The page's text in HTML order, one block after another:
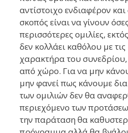
αντίστοιχο ενδιαφέρον
σκοπός είναι να γίνουν
περισσότερες ομιλίες,
δεν κολλάει καθόλου με
χαρακτήρα του συνεδρίου,
από χώρο. Για να μην
μην φανεί πως κάνουμε
των ομιλιών δεν θα
περιεχόμενο των
την παράταση θα